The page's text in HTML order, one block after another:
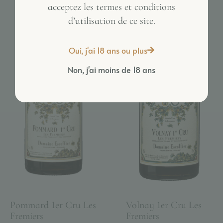
Pommard 1er Cru Les
Fremiers
Volnay 1er Cru Les
Fremiers
acceptez les termes et conditions
d’utilisation de ce site.
Oui, j'ai 18 ans ou plus
Non, j'ai moins de 18 ans